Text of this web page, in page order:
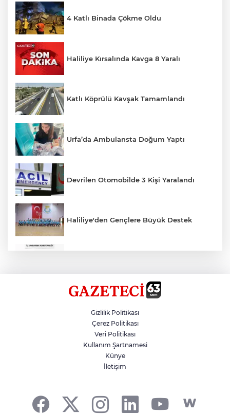
4 Katlı Binada Çökme Oldu
Haliliye Kırsalında Kavga 8 Yaralı
Katlı Köprülü Kavşak Tamamlandı
Urfa’da Ambulansta Doğum Yaptı
Devrilen Otomobilde 3 Kişi Yaralandı
Haliliye'den Gençlere Büyük Destek
Hikmet Başak’tan Ulaşım Çalışması
Atatürk Bulvarında Asfalt Yenileniyor
Gizlilik Politikası
Çerez Politikası
Veri Politikası
Kullanım Şartnamesi
Künye
İletişim